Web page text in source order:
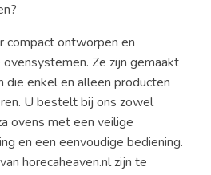
compact ontworpen en
Ze zijn gemaakt
die enkel en alleen producten
U bestelt bij ons zowel
ovens met een veilige
en een eenvoudige bediening.
horecaheaven.nl zijn te